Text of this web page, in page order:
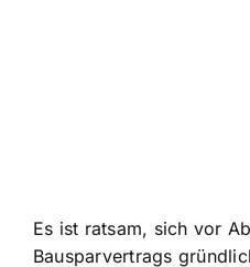
Es ist ratsam, sich vor
Bausparvertrags